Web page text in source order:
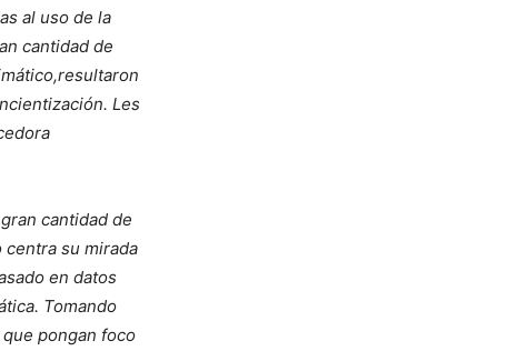
al uso de la
cantidad de
Les
cantidad de
su mirada
en datos
Tomando
pongan foco